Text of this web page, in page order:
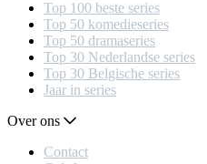
Top 100 beste series
Top 50 komedieseries
Top 50 dramaseries
Top 30 Nederlandse series
Top 30 Belgische series
Jaar in series
Over ons
Contact